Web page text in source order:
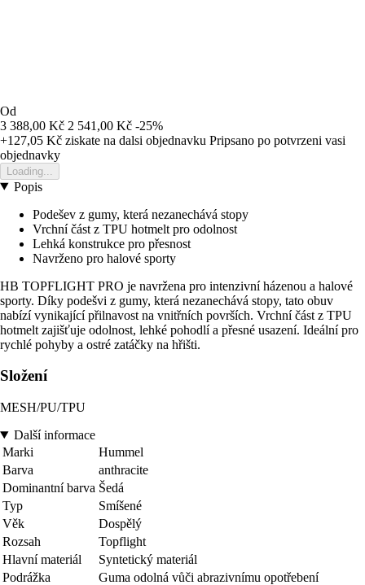
Od
3 388,00 Kč 2 541,00 Kč -25%
+127,05 Kč ziskate na dalsi objednavku Pripsano po potvrzeni vasi
objednavky
Loading...
Popis
Podešev z gumy, která nezanechává stopy
Vrchní část z TPU hotmelt pro odolnost
Lehká konstrukce pro přesnost
Navrženo pro halové sporty
HB TOPFLIGHT PRO je navržena pro intenzivní házenou a halové
sporty. Díky podešvi z gumy, která nezanechává stopy, tato obuv
nabízí vynikající přilnavost na vnitřních površích. Vrchní část z TPU
hotmelt zajišťuje odolnost, lehké pohodlí a přesné usazení. Ideální pro
rychlé pohyby a ostré zatáčky na hřišti.
Složení
MESH/PU/TPU
Další informace
Marki
Hummel
Barva
anthracite
Dominantní barva Šedá
Typ
Smíšené
Věk
Dospělý
Rozsah
Topflight
Hlavní materiál
Syntetický materiál
Podrážka
Guma odolná vůči abrazivnímu opotřebení